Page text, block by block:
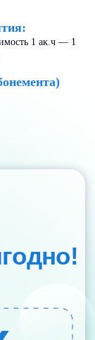
1 ак.ч — 1